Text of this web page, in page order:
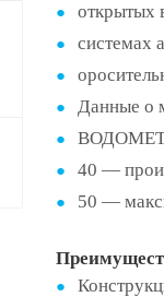
открытых
системах
Данные о
ВОДОМЕТ
40 —
50 —